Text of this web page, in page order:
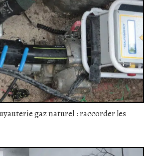
gaz naturel : raccorder les